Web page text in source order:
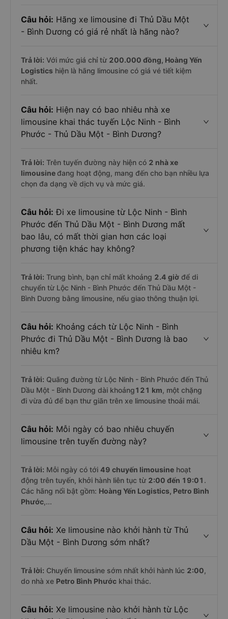
Câu hỏi: Hãng xe limousine đi Thủ Dầu Một
- Bình Dương có giá rẻ nhất là hãng nào?
Trả lời: Với mức giá chỉ từ 200.000 đồng, Hoàng Yến
Logistics hiện là hãng limousine có giá vé tiết kiệm
nhất.
Câu hỏi: Hiện nay có bao nhiêu nhà xe
limousine khai thác tuyến Lộc Ninh - Bình
Phước - Thủ Dầu Một - Bình Dương?
Trả lời: Trên tuyến đường này hiện có 2 nhà xe
limousineđang hoạt động, mang đến cho bạn nhiều lựa
chọn đa dạng về dịch vụ và mức giá.
Câu hỏi: Đi xe limousine từ Lộc Ninh - Bình
Phước đến Thủ Dầu Một - Bình Dương mất
bao lâu, có mất thời gian hơn các loại
phương tiện khác hay không?
Trả lời: Trung bình, bạn chỉ mất khoảng 2.4 giờ để di
chuyển từ Lộc Ninh - Bình Phước đến Thủ Dầu Một -
Bình Dương bằng limousine, nếu giao thông thuận lợi.
Câu hỏi: Khoảng cách từ Lộc Ninh - Bình
Phước đi Thủ Dầu Một - Bình Dương là bao
nhiêu km?
Trả lời: Quãng đường từ Lộc Ninh - Bình Phước đến Thủ
Dầu Một - Bình Dương dài khoảng121 km, một chặng
đi vừa đủ để bạn thư giãn trên xe limousine thoải mái.
Câu hỏi: Mỗi ngày có bao nhiêu chuyến
limousine trên tuyến đường này?
Trả lời: Mỗi ngày có tới 49 chuyến limousine hoạt
động trên tuyến, khởi hành liên tục từ 2:00 đến 19:01 .
Các hãng nổi bật gồm: Hoàng Yến Logistics, Petro Bình
Phước,...
Câu hỏi: Xe limousine nào khởi hành từ Thủ
Dầu Một - Bình Dương sớm nhất?
Trả lời: Chuyến limousine sớm nhất khởi hành lúc 2:00,
do nhà xe Petro Bình Phước khai thác.
Câu hỏi: Xe limousine nào khởi hành từ Lộc